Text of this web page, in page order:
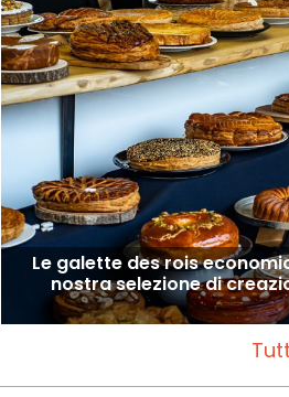
Le galette des rois
nostra selezione di